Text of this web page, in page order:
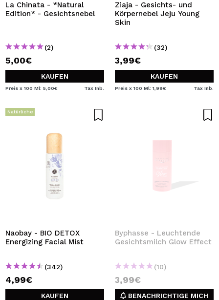
La Chinata - *Natural
Edition* - Gesichtsnebel
(2)
5,00€
KAUFEN
Preis x 100 Ml: 5,00€ Tax Inb.
Ziaja - Gesichts- und
Körpernebel Jeju Young
Skin
(32)
3,99€
KAUFEN
Preis x 100 Ml: 1,99€ Tax Inb.
Natürliche
Naobay - BIO DETOX
Energizing Facial Mist
(342)
4,99€
KAUFEN
Byphasse - Leuchtende
Gesichtsmilch Glow Effect
(10)
3,99€
BENACHRICHTIGE MICH